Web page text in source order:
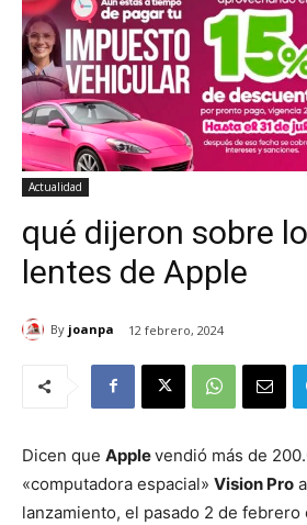
Actualidad
qué dijeron sobre
lentes de Apple
By joanpa 12 febrero, 2024
Dicen que Applevendió más de
«computadora espacial» Vision Pro
lanzamiento, el pasado 2 de febrero